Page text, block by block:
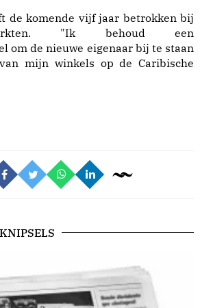
de komende vijf jaar betrokken bij
"Ik behoud een
om de nieuwe eigenaar bij te staan
mijn winkels op de Caribische